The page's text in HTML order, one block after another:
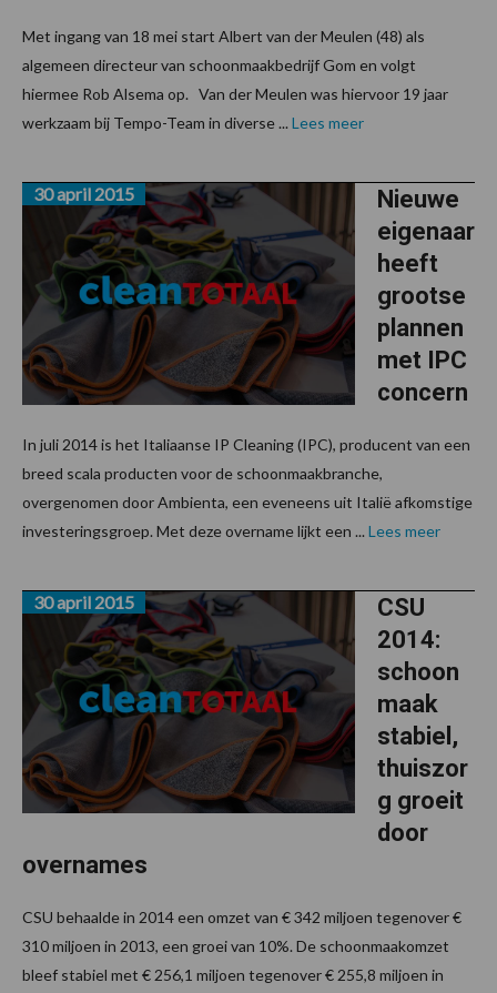
Met ingang van 18 mei start Albert van der Meulen (48) als
algemeen directeur van schoonmaakbedrijf Gom en volgt
hiermee Rob Alsema op. Van der Meulen was hiervoor 19 jaar
werkzaam bij Tempo-Team in diverse ...Lees meer
Nieuwe
eigenaar
heeft
grootse
plannen
met IPC
concern
30 april 2015
In juli 2014 is het Italiaanse IP Cleaning (IPC), producent van een
breed scala producten voor de schoonmaakbranche,
overgenomen door Ambienta, een eveneens uit Italië afkomstige
investeringsgroep. Met deze overname lijkt een ...Lees meer
CSU
2014:
schoon
maak
stabiel,
thuiszor
g groeit
door
overnames
30 april 2015
CSU behaalde in 2014 een omzet van € 342 miljoen tegenover €
310 miljoen in 2013, een groei van 10%. De schoonmaakomzet
bleef stabiel met € 256,1 miljoen tegenover € 255,8 miljoen in